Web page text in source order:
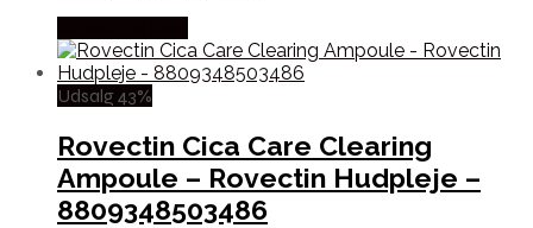
Udsalg 43%
Rovectin Cica Care Clearing
Ampoule – Rovectin Hudpleje –
8809348503486